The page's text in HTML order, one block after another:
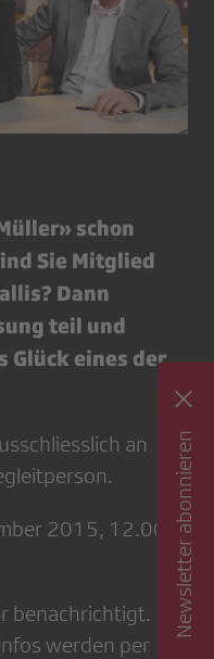
schon
Sie Mitglied
Dann
teil und
Glück eines der
an
2015, 12.00
benachrichtigt. Die
werden per
Newsletter abonnieren